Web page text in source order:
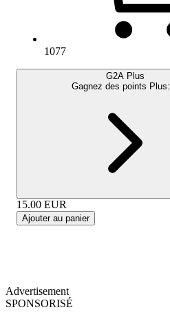
1077
G2A Plus
Gagnez des points Plus:
15.00 EUR
Ajouter au panier
Advertisement
SPONSORISÉ